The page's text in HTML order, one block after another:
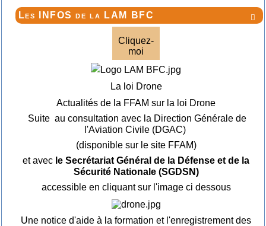

Les INFOS de la LAM BFC
Cliquez-
moi
La loi Drone
Actualités de la FFAM sur la loi Drone
Suite au consultation avec la Direction Générale de
l'Aviation Civile (DGAC)
(disponible sur le site FFAM)
et avec le Secrétariat Général de la Défense et de la
Sécurité Nationale (SGDSN)
accessible en cliquant sur l'image ci dessous
Une notice d'aide à la formation et l'enregistrement des